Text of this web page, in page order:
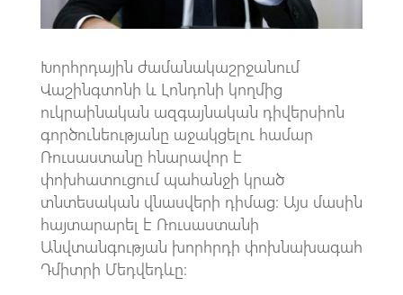
Խորհրդային ժամանակաշրջանում
Վաշինգտոնի և Լոնդոնի կողմից
ուկրաինական ազգայնական դիվերսիոն
գործունեությանը աջակցելու համար
Ռուսաստանը հնարավոր է
փոխհատուցում պահանջի կրած
տնտեսական վնասվերի դիմաց։ Այս մասին
հայտարարել է Ռուսաստանի
Անվտանգության խորհրդի փոխնախագահ
Դմիտրի Մեդվեդևը։